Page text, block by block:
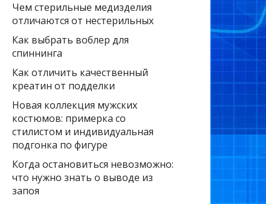
Чем стерильные медизделия
отличаются от нестерильных
Как выбрать воблер для
спиннинга
Как отличить качественный
креатин от подделки
Новая коллекция мужских
костюмов: примерка со
стилистом и индивидуальная
подгонка по фигуре
Когда остановиться невозможно:
что нужно знать о выводе из
запоя